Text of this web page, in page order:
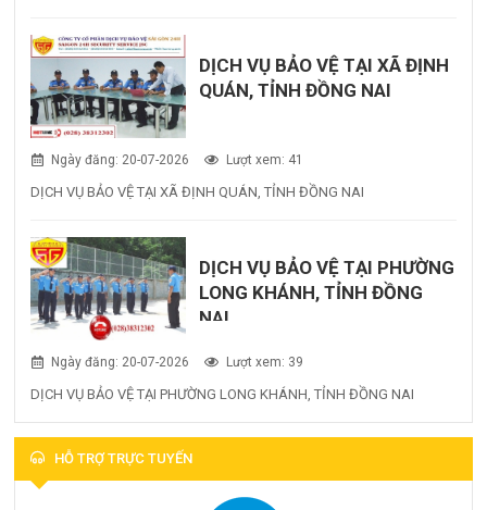
DỊCH VỤ BẢO VỆ TẠI XÃ ĐỊNH
QUÁN, TỈNH ĐỒNG NAI
Ngày đăng: 20-07-2026 Lượt xem: 41
DỊCH VỤ BẢO VỆ TẠI XÃ ĐỊNH QUÁN, TỈNH ĐỒNG NAI
DỊCH VỤ BẢO VỆ TẠI PHƯỜNG
LONG KHÁNH, TỈNH ĐỒNG
NAI
Ngày đăng: 20-07-2026 Lượt xem: 39
DỊCH VỤ BẢO VỆ TẠI PHƯỜNG LONG KHÁNH, TỈNH ĐỒNG NAI
HỖ TRỢ TRỰC TUYẾN